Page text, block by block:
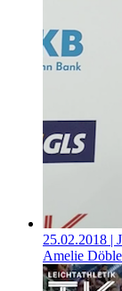
25.02.2018 |
Amelie